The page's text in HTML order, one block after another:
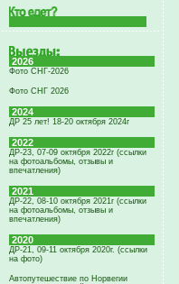
2026
Фото СНГ-2026
Фото СНГ 2026
2024
ДР 25 лет! 18-20 октября 2024г
2022
ДР-23, 07-09 октября 2022г (ссылки
на фотоальбомы, отзывы и
впечатления)
2021
ДР-22, 08-10 октября 2021г (ссылки
на фотоальбомы, отзывы и
впечатления)
2020
ДР-21, 09-11 октября 2020г. (ссылки
на фото)
Автопутешествие по Норвегии